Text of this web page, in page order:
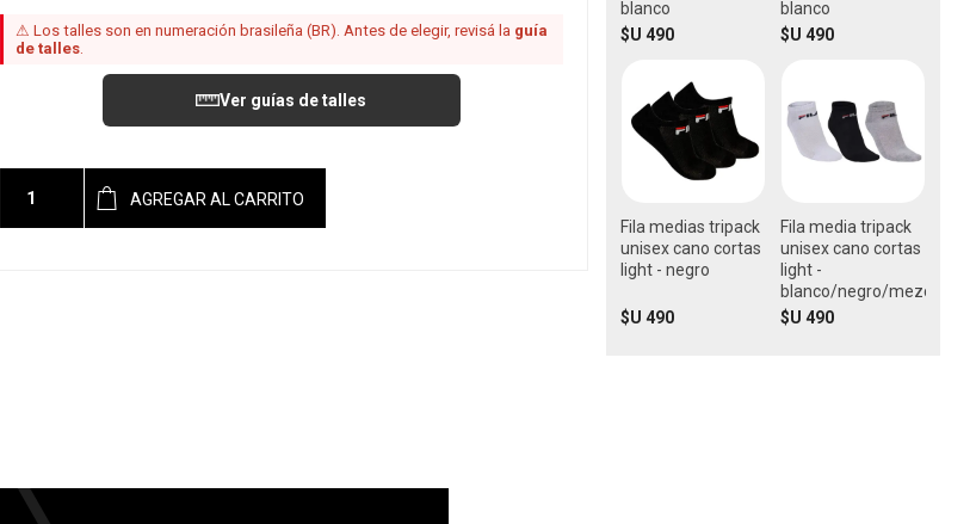
⚠ Los talles son en numeración brasileña (BR). Antes de elegir, revisá la guía
de talles.
Ver guías de talles
AGREGAR AL CARRITO
blanco
$U 490
blanco
$U 490
Fila medias tripack
unisex cano cortas
light - negro
$U 490
Fila media tripack
unisex cano cortas
light -
blanco/negro/mezcla
$U 490